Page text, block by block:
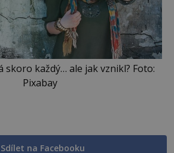
skoro každý… ale jak vznikl? Foto:
Pixabay
Sdílet na Facebooku